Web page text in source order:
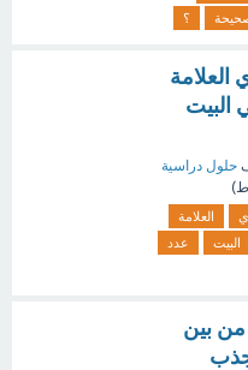
؟
العلامة
البيت
حلول دراسية
العلامة
البيت
عدد
من بين
جذب